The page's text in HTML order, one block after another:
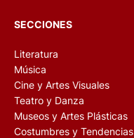
SECCIONES
Literatura
Música
Cine y Artes Visuales
Teatro y Danza
Museos y Artes Plásticas
Costumbres y Tendencias